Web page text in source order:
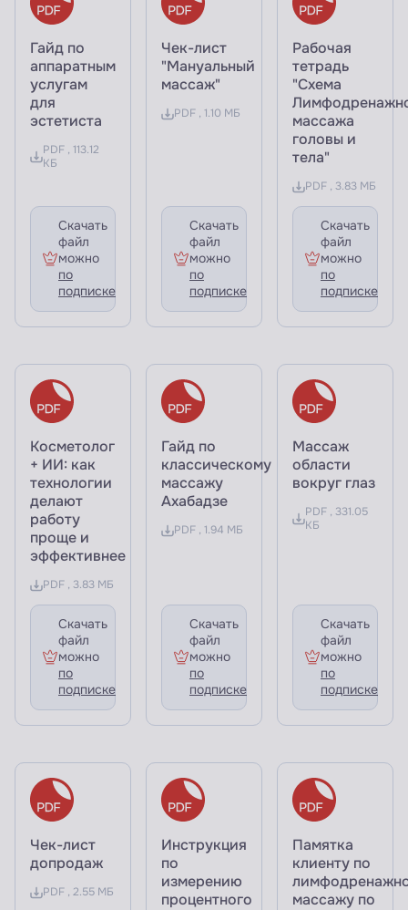
Гайд по
аппаратным
услугам
для
эстетиста
PDF , 113.12
КБ
Скачать
файл
можно
по
подписке
Чек-лист
"Мануальный
массаж"
PDF , 1.10 МБ
Скачать
файл
можно
по
подписке
Рабочая
тетрадь
"Схема
массажа
головы и
тела"
PDF , 3.83 МБ
Скачать
файл
можно
по
подписке
Косметолог
+ ИИ: как
технологии
делают
работу
проще и
эффективнее
PDF , 3.83 МБ
Скачать
файл
можно
по
подписке
Гайд по
классическому
массажу
Ахабадзе
PDF , 1.94 МБ
Скачать
файл
можно
по
подписке
Массаж
области
вокруг глаз
PDF , 331.05
КБ
Скачать
файл
можно
по
подписке
Чек-лист
допродаж
PDF , 2.55 МБ
Инструкция
по
измерению
процентного
Памятка
клиенту по
массажу по